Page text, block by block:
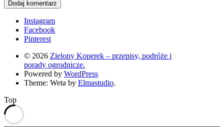
Instagram
Facebook
Pinterest
© 2026 Zielony Koperek – przepisy, podróże i
porady ogrodnicze.
Powered by WordPress
Theme: Weta by Elmastudio.
Top